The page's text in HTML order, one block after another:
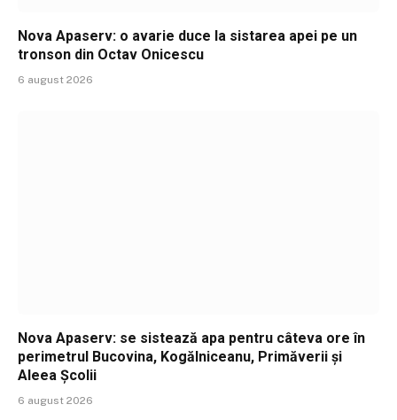
Nova Apaserv: o avarie duce la sistarea apei pe un
tronson din Octav Onicescu
6 august 2026
Nova Apaserv: se sistează apa pentru câteva ore în
perimetrul Bucovina, Kogălniceanu, Primăverii și
Aleea Școlii
6 august 2026